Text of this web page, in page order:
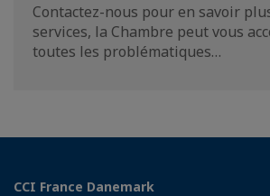
Contactez-nous pour en savoir
services, la Chambre peut vous
toutes les problématiques…
CCI France Danemark